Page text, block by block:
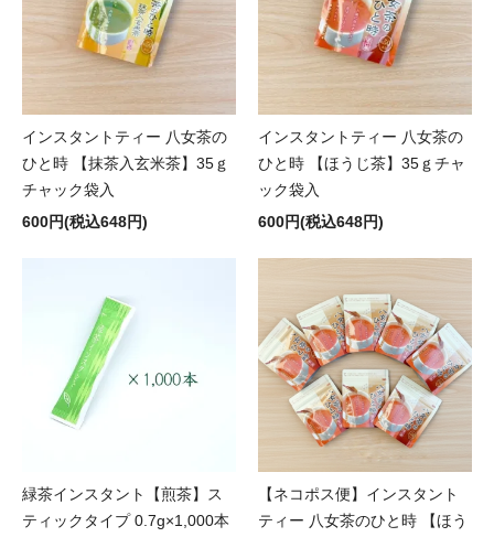
インスタントティー 八女茶の
ひと時 【抹茶入玄米茶】35ｇ
チャック袋入
600円(税込648円)
インスタントティー 八女茶の
ひと時 【ほうじ茶】35ｇチャ
ック袋入
600円(税込648円)
緑茶インスタント【煎茶】ス
ティックタイプ 0.7g×1,000本
【ネコポス便】インスタント
ティー 八女茶のひと時 【ほう